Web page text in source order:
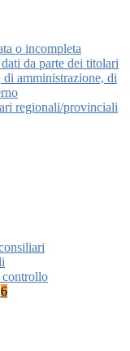
o incompleta
da parte dei titolari
amministrazione, di
regionali/provinciali
6